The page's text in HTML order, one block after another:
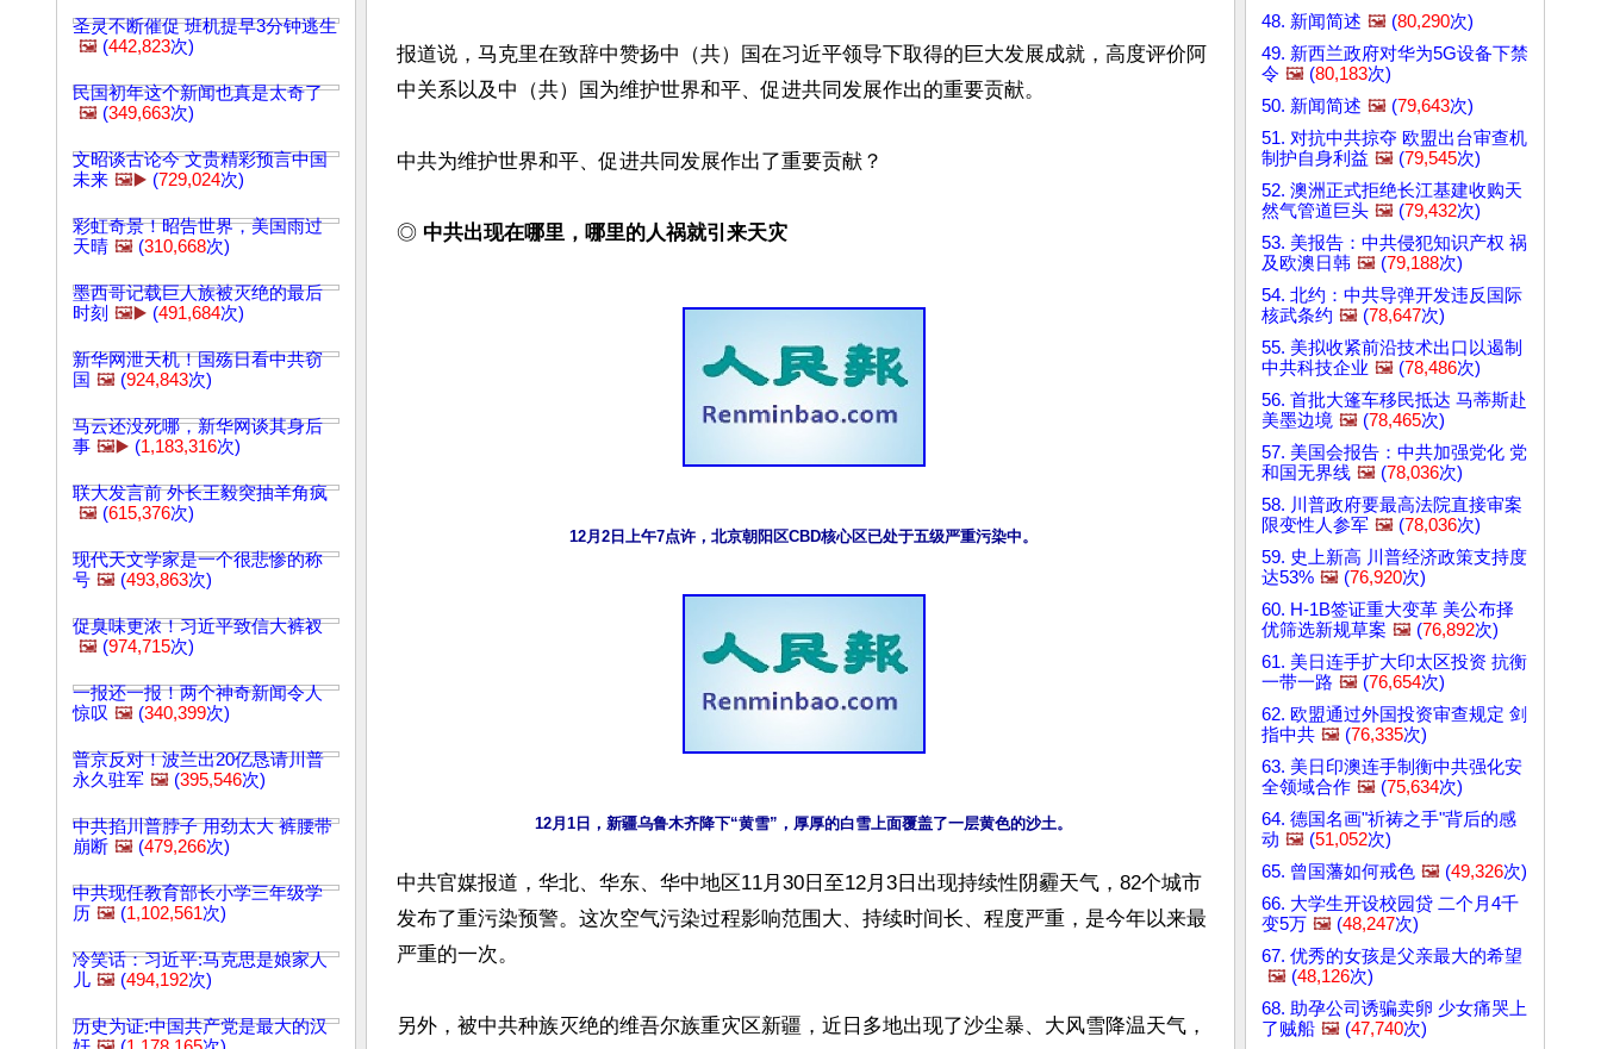
圣灵不断催促 班机提早3分钟逃生
🖼️ (442,823次)
民国初年这个新闻也真是太奇了
🖼️ (349,663次)
文昭谈古论今 文贵精彩预言中国
未来 🖼️▶️ (729,024次)
彩虹奇景！昭告世界，美国雨过
天晴 🖼️ (310,668次)
墨西哥记载巨人族被灭绝的最后
时刻 🖼️▶️ (491,684次)
新华网泄天机！国殇日看中共窃
国 🖼️ (924,843次)
马云还没死哪，新华网谈其身后
事 🖼️▶️ (1,183,316次)
联大发言前 外长王毅突抽羊角疯
🖼️ (615,376次)
现代天文学家是一个很悲惨的称
号 🖼️ (493,863次)
促臭味更浓！习近平致信大裤衩
🖼️ (974,715次)
一报还一报！两个神奇新闻令人
惊叹 🖼️ (340,399次)
普京反对！波兰出20亿恳请川普
永久驻军 🖼️ (395,546次)
中共掐川普脖子 用劲太大 裤腰带
崩断 🖼️ (479,266次)
中共现任教育部长小学三年级学
历 🖼️ (1,102,561次)
冷笑话：习近平:马克思是娘家人
儿 🖼️ (494,192次)
历史为证:中国共产党是最大的汉
报道说，马克里在致辞中赞扬中（共）国在习近平领导下取得的巨大发展成就，高度评价阿
中关系以及中（共）国为维护世界和平、促进共同发展作出的重要贡献。
中共为维护世界和平、促进共同发展作出了重要贡献？
◎ 中共出现在哪里，哪里的人祸就引来天灾
12月2日上午7点许，北京朝阳区CBD核心区已处于五级严重污染中。
12月1日，新疆乌鲁木齐降下“黄雪”，厚厚的白雪上面覆盖了一层黄色的沙土。
中共官媒报道，华北、华东、华中地区11月30日至12月3日出现持续性阴霾天气，82个城市
发布了重污染预警。这次空气污染过程影响范围大、持续时间长、程度严重，是今年以来最
严重的一次。
另外，被中共种族灭绝的维吾尔族重灾区新疆，近日多地出现了沙尘暴、大风雪降温天气，
48. 新闻简述 🖼️ (80,290次)
49. 新西兰政府对华为5G设备下禁
令 🖼️ (80,183次)
50. 新闻简述 🖼️ (79,643次)
51. 对抗中共掠夺 欧盟出台审查机
制护自身利益 🖼️ (79,545次)
52. 澳洲正式拒绝长江基建收购天
然气管道巨头 🖼️ (79,432次)
53. 美报告：中共侵犯知识产权 祸
及欧澳日韩 🖼️ (79,188次)
54. 北约：中共导弹开发违反国际
核武条约 🖼️ (78,647次)
55. 美拟收紧前沿技术出口以遏制
中共科技企业 🖼️ (78,486次)
56. 首批大篷车移民抵达 马蒂斯赴
美墨边境 🖼️ (78,465次)
57. 美国会报告：中共加强党化 党
和国无界线 🖼️ (78,036次)
58. 川普政府要最高法院直接审案
限变性人参军 🖼️ (78,036次)
59. 史上新高 川普经济政策支持度
达53% 🖼️ (76,920次)
60. H-1B签证重大变革 美公布择
优筛选新规草案 🖼️ (76,892次)
61. 美日连手扩大印太区投资 抗衡
一带一路 🖼️ (76,654次)
62. 欧盟通过外国投资审查规定 剑
指中共 🖼️ (76,335次)
63. 美日印澳连手制衡中共强化安
全领域合作 🖼️ (75,634次)
64. 德国名画"祈祷之手"背后的感
动 🖼️ (51,052次)
65. 曾国藩如何戒色 🖼️ (49,326次)
66. 大学生开设校园贷 二个月4千
变5万 🖼️ (48,247次)
67. 优秀的女孩是父亲最大的希望
🖼️ (48,126次)
68. 助孕公司诱骗卖卵 少女痛哭上
了贼船 🖼️ (47,740次)